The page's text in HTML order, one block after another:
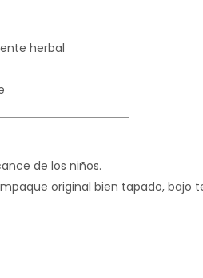
herbal
de los niños.
original bien tapado, bajo